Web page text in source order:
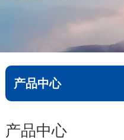
产品中心
产品中心